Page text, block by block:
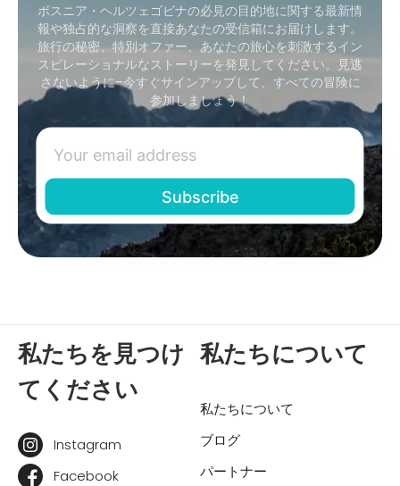
ボスニア・ヘルツェゴビナの必見の目的地に関する最新情
報や独占的な洞察を直接あなたの受信箱にお届けします。
旅行の秘密、特別オファー、あなたの旅心を刺激するイン
スピレーショナルなストーリーを発見してください。見逃
さないように–今すぐサインアップして、すべての冒険に
参加しましょう！
私たちを見つけ
てください
Instagram
Facebook
私たちについて
私たちについて
ブログ
パートナー